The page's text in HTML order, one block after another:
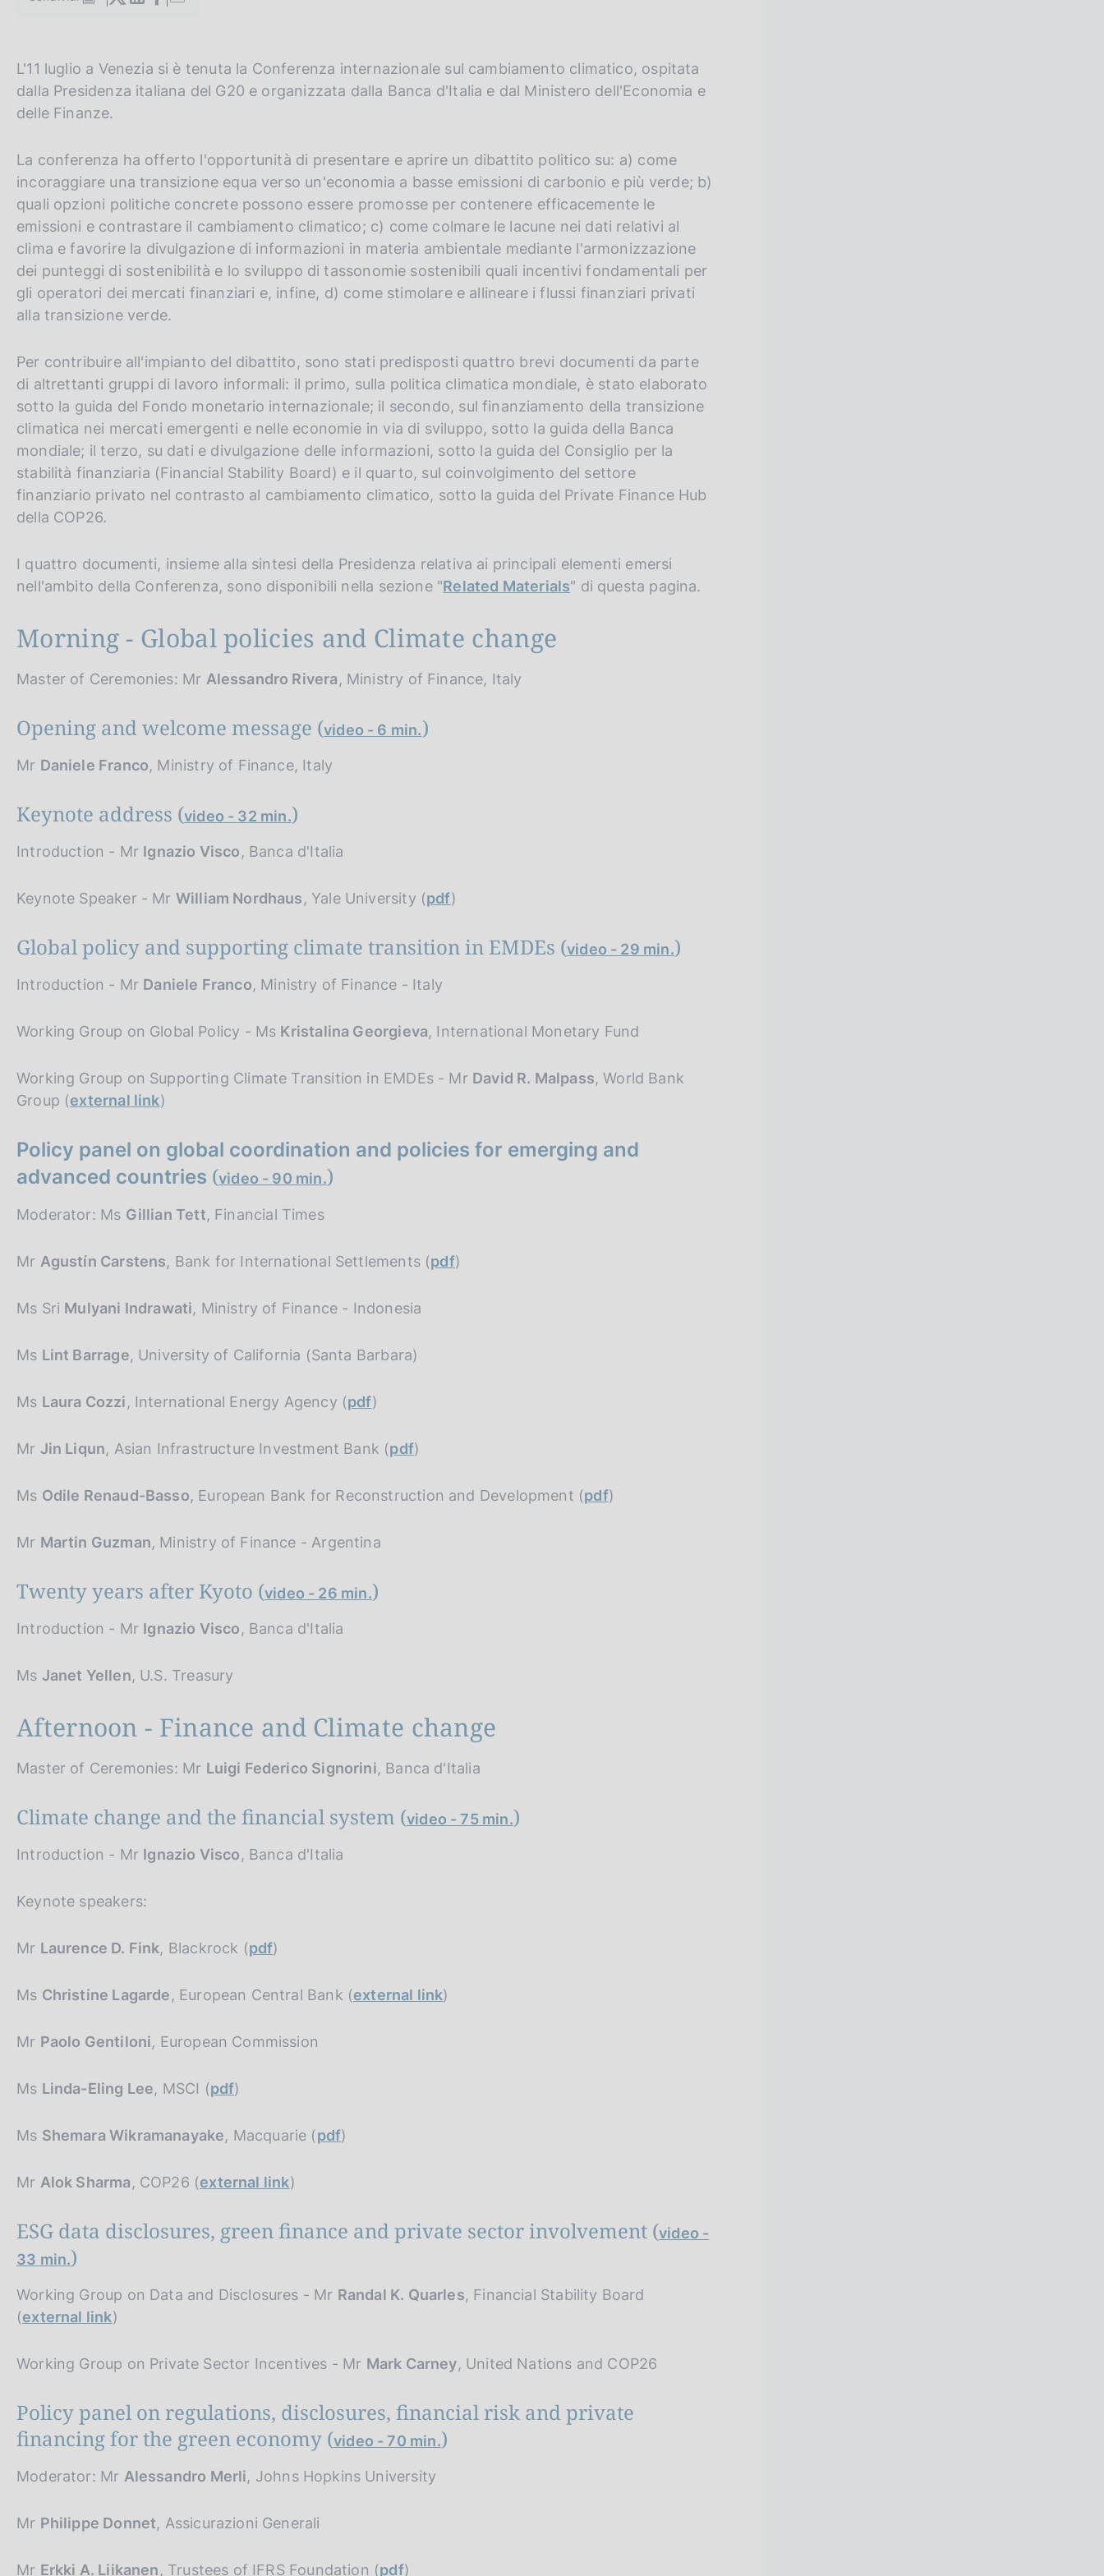
p
a
l
a
g
i
n
a
G
o
t
t
h
e
e
n
g
l
i
h
v
e
r
s
i
o
n
C
e
r
a
n
e
l
s
i
t
o
L'11 luglio a Venezia si è tenuta la Conferenza internazionale sul cambiamento climatico, ospitata
dalla Presidenza italiana del G20 e organizzata dalla Banca d'Italia e dal Ministero dell'Economia e
delle Finanze.
La conferenza ha offerto l'opportunità di presentare e aprire un dibattito politico su: a) come
incoraggiare una transizione equa verso un'economia a basse emissioni di carbonio e più verde; b)
quali opzioni politiche concrete possono essere promosse per contenere efficacemente le
emissioni e contrastare il cambiamento climatico; c) come colmare le lacune nei dati relativi al
clima e favorire la divulgazione di informazioni in materia ambientale mediante l'armonizzazione
dei punteggi di sostenibilità e lo sviluppo di tassonomie sostenibili quali incentivi fondamentali per
gli operatori dei mercati finanziari e, infine, d) come stimolare e allineare i flussi finanziari privati
alla transizione verde.
Per contribuire all'impianto del dibattito, sono stati predisposti quattro brevi documenti da parte
di altrettanti gruppi di lavoro informali: il primo, sulla politica climatica mondiale, è stato elaborato
sotto la guida del Fondo monetario internazionale; il secondo, sul finanziamento della transizione
climatica nei mercati emergenti e nelle economie in via di sviluppo, sotto la guida della Banca
mondiale; il terzo, su dati e divulgazione delle informazioni, sotto la guida del Consiglio per la
stabilità finanziaria (Financial Stability Board) e il quarto, sul coinvolgimento del settore
finanziario privato nel contrasto al cambiamento climatico, sotto la guida del Private Finance Hub
della COP26.
I quattro documenti, insieme alla sintesi della Presidenza relativa ai principali elementi emersi
nell'ambito della Conferenza, sono disponibili nella sezione "Related Materials" di questa pagina.
Morning - Global policies and Climate change
Master of Ceremonies: Mr Alessandro Rivera, Ministry of Finance, Italy
Opening and welcome message (video - 6 min.)
Mr Daniele Franco, Ministry of Finance, Italy
Keynote address (video - 32 min.)
Introduction - Mr Ignazio Visco, Banca d'Italia
Keynote Speaker - Mr William Nordhaus, Yale University (pdf)
Global policy and supporting climate transition in EMDEs (video - 29 min.)
Introduction - Mr Daniele Franco, Ministry of Finance - Italy
Working Group on Global Policy - Ms Kristalina Georgieva, International Monetary Fund
Working Group on Supporting Climate Transition in EMDEs - Mr David R. Malpass, World Bank
Group (external link)
Policy panel on global coordination and policies for emerging and
advanced countries (video - 90 min.)
Moderator: Ms Gillian Tett, Financial Times
Mr Agustín Carstens, Bank for International Settlements (pdf)
Ms Sri Mulyani Indrawati, Ministry of Finance - Indonesia
Ms Lint Barrage, University of California (Santa Barbara)
Ms Laura Cozzi, International Energy Agency (pdf)
Mr Jin Liqun, Asian Infrastructure Investment Bank (pdf)
Ms Odile Renaud-Basso, European Bank for Reconstruction and Development (pdf)
Mr Martin Guzman, Ministry of Finance - Argentina
Twenty years after Kyoto (video - 26 min.)
Introduction - Mr Ignazio Visco, Banca d'Italia
Ms Janet Yellen, U.S. Treasury
Afternoon - Finance and Climate change
Master of Ceremonies: Mr Luigi Federico Signorini, Banca d'Italia
Climate change and the financial system (video - 75 min.)
Introduction - Mr Ignazio Visco, Banca d'Italia
Keynote speakers:
Mr Laurence D. Fink, Blackrock (pdf)
Ms Christine Lagarde, European Central Bank (external link)
Mr Paolo Gentiloni, European Commission
Ms Linda-Eling Lee, MSCI (pdf)
Ms Shemara Wikramanayake, Macquarie (pdf)
Mr Alok Sharma, COP26 (external link)
ESG data disclosures, green finance and private sector involvement (video -
33 min.)
Working Group on Data and Disclosures - Mr Randal K. Quarles, Financial Stability Board
(external link)
Working Group on Private Sector Incentives - Mr Mark Carney, United Nations and COP26
Policy panel on regulations, disclosures, financial risk and private
financing for the green economy (video - 70 min.)
Moderator: Mr Alessandro Merli, Johns Hopkins University
Mr Philippe Donnet, Assicurazioni Generali
Mr Erkki A. Liikanen, Trustees of IFRS Foundation (pdf)
k
e
: